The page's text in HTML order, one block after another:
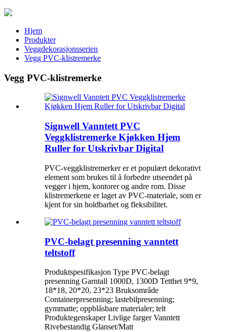
Hjem
Produkter
Veggdekorasjonsserien
Vegg PVC-klistremerke
Vegg PVC-klistremerke
Signwell Vanntett PVC
Veggklistremerke Kjøkken Hjem
Ruller for Utskrivbar Digital
PVC-veggklistremerker er et populært dekorativt
element som brukes til å forbedre utseendet på
vegger i hjem, kontorer og andre rom. Disse
klistremerkene er laget av PVC-materiale, som er
kjent for sin holdbarhet og fleksibilitet.
PVC-belagt presenning vanntett
teltstoff
Produktspesifikasjon Type PVC-belagt
presenning Garntall 1000D, 1300D Tetthet 9*9,
18*18, 20*20, 23*23 Bruksområde
Containerpresenning; lastebilpresenning;
gymmatte; oppblåsbare materialer; telt
Produktegenskaper Livlige farger Vanntett
Rivebestandig Glanset/Matt